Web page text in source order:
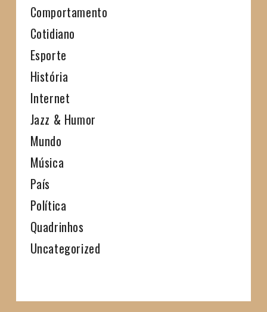
Comportamento
Cotidiano
Esporte
História
Internet
Jazz & Humor
Mundo
Música
País
Política
Quadrinhos
Uncategorized